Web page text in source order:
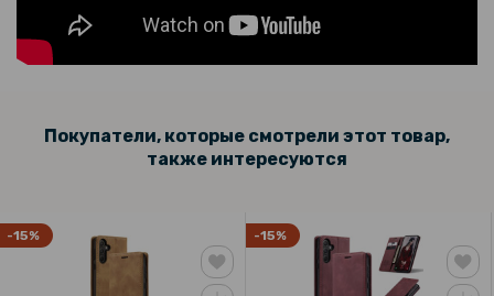
Покупатели, которые смотрели этот товар,
также интересуются
-15% -15%